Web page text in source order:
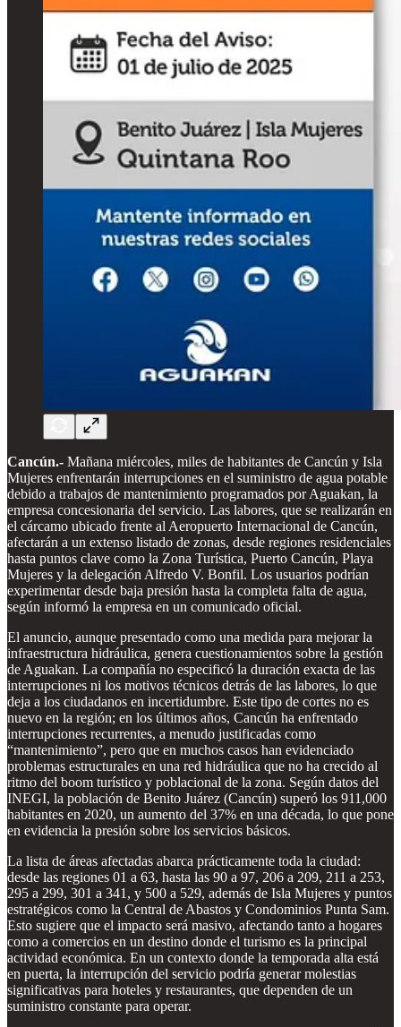
Cancún.- Mañana miércoles, miles de habitantes de Cancún y Isla
Mujeres enfrentarán interrupciones en el suministro de agua potable
debido a trabajos de mantenimiento programados por Aguakan, la
empresa concesionaria del servicio. Las labores, que se realizarán en
el cárcamo ubicado frente al Aeropuerto Internacional de Cancún,
afectarán a un extenso listado de zonas, desde regiones residenciales
hasta puntos clave como la Zona Turística, Puerto Cancún, Playa
Mujeres y la delegación Alfredo V. Bonfil. Los usuarios podrían
experimentar desde baja presión hasta la completa falta de agua,
según informó la empresa en un comunicado oficial.
El anuncio, aunque presentado como una medida para mejorar la
infraestructura hidráulica, genera cuestionamientos sobre la gestión
de Aguakan. La compañía no especificó la duración exacta de las
interrupciones ni los motivos técnicos detrás de las labores, lo que
deja a los ciudadanos en incertidumbre. Este tipo de cortes no es
nuevo en la región; en los últimos años, Cancún ha enfrentado
interrupciones recurrentes, a menudo justificadas como
“mantenimiento”, pero que en muchos casos han evidenciado
problemas estructurales en una red hidráulica que no ha crecido al
ritmo del boom turístico y poblacional de la zona. Según datos del
INEGI, la población de Benito Juárez (Cancún) superó los 911,000
habitantes en 2020, un aumento del 37% en una década, lo que pone
en evidencia la presión sobre los servicios básicos.
La lista de áreas afectadas abarca prácticamente toda la ciudad:
desde las regiones 01 a 63, hasta las 90 a 97, 206 a 209, 211 a 253,
295 a 299, 301 a 341, y 500 a 529, además de Isla Mujeres y puntos
estratégicos como la Central de Abastos y Condominios Punta Sam.
Esto sugiere que el impacto será masivo, afectando tanto a hogares
como a comercios en un destino donde el turismo es la principal
actividad económica. En un contexto donde la temporada alta está
en puerta, la interrupción del servicio podría generar molestias
significativas para hoteles y restaurantes, que dependen de un
suministro constante para operar.